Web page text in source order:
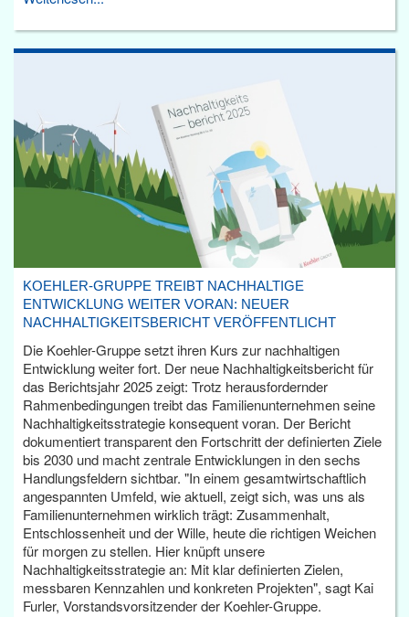
KOEHLER-GRUPPE TREIBT NACHHALTIGE
ENTWICKLUNG WEITER VORAN: NEUER
NACHHALTIGKEITSBERICHT VERÖFFENTLICHT
Die Koehler-Gruppe setzt ihren Kurs zur nachhaltigen
Entwicklung weiter fort. Der neue Nachhaltigkeitsbericht für
das Berichtsjahr 2025 zeigt: Trotz herausfordernder
Rahmenbedingungen treibt das Familienunternehmen seine
Nachhaltigkeitsstrategie konsequent voran. Der Bericht
dokumentiert transparent den Fortschritt der definierten Ziele
bis 2030 und macht zentrale Entwicklungen in den sechs
Handlungsfeldern sichtbar. "In einem gesamtwirtschaftlich
angespannten Umfeld, wie aktuell, zeigt sich, was uns als
Familienunternehmen wirklich trägt: Zusammenhalt,
Entschlossenheit und der Wille, heute die richtigen Weichen
für morgen zu stellen. Hier knüpft unsere
Nachhaltigkeitsstrategie an: Mit klar definierten Zielen,
messbaren Kennzahlen und konkreten Projekten", sagt Kai
Furler, Vorstandsvorsitzender der Koehler-Gruppe.